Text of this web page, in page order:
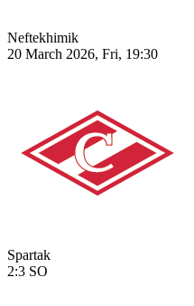
Neftekhimik
20 March 2026, Fri, 19:30
Spartak
2:3 SO